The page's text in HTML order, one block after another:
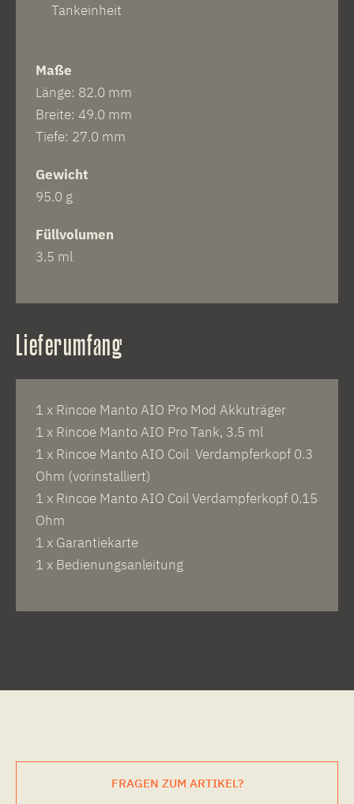
Tankeinheit
Maße
Länge: 82.0 mm
Breite: 49.0 mm
Tiefe: 27.0 mm
Gewicht
95.0 g
Füllvolumen
3.5 ml
Lieferumfang
1 x Rincoe Manto AIO Pro Mod Akkuträger
1 x Rincoe Manto AIO Pro Tank, 3.5 ml
1 x Rincoe Manto AIO Coil Verdampferkopf 0.3
Ohm (vorinstalliert)
1 x Rincoe Manto AIO Coil Verdampferkopf 0.15
Ohm
1 x Garantiekarte
1 x Bedienungsanleitung
FRAGEN ZUM ARTIKEL?